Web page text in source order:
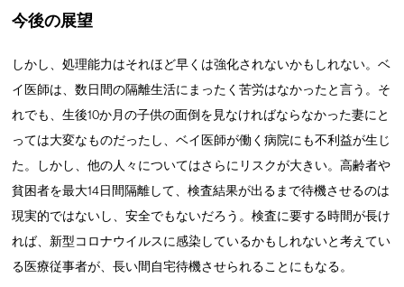
今後の展望
しかし、処理能力はそれほど早くは強化されないかもしれない。ベ
イ医師は、数日間の隔離生活にまったく苦労はなかったと言う。そ
れでも、生後10か月の子供の面倒を見なければならなかった妻にと
っては大変なものだったし、ベイ医師が働く病院にも不利益が生じ
た。しかし、他の人々についてはさらにリスクが大きい。高齢者や
貧困者を最大14日間隔離して、検査結果が出るまで待機させるのは
現実的ではないし、安全でもないだろう。検査に要する時間が長け
れば、新型コロナウイルスに感染しているかもしれないと考えてい
る医療従事者が、長い間自宅待機させられることにもなる。